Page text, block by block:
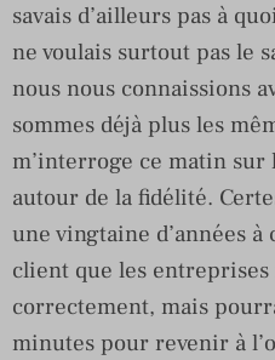
savais d’ailleurs pas à
ne voulais surtout pas le
nous nous connaissions
sommes déjà plus les
m’interroge ce matin sur
autour de la fidélité.
une vingtaine d’années
client que les
correctement, mais
minutes pour revenir à